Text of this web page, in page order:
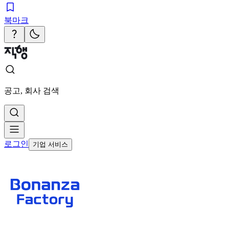
북마크
공고, 회사 검색
로그인 기업 서비스